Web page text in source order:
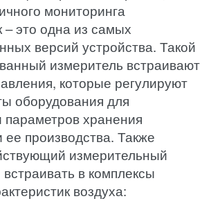
мониторинга
– это одна из самых
версий устройства. Такой
измеритель встраивают
которые регулируют
оборудования для
параметров хранения
ее производства. Также
измерительный
в комплексы
воздуха: